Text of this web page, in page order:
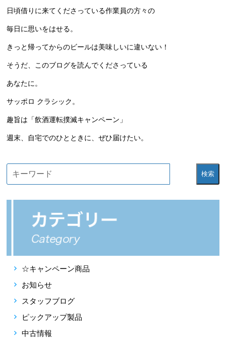
日頃借りに来てくださっている作業員の方々の
毎日に思いをはせる。
きっと帰ってからのビールは美味しいに違いない！
そうだ、このブログを読んでくださっている
あなたに。
サッポロ クラシック。
趣旨は「飲酒運転撲滅キャンペーン」
週末、自宅でのひとときに、ぜひ届けたい。
検索
☆キャンペーン商品
お知らせ
スタッフブログ
ピックアップ製品
中古情報